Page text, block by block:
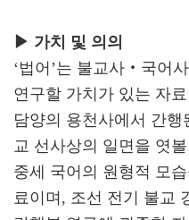
▶ 가치 및 의의
‘법어’는 불교사‧국어
연구할 가치가 있는 자
담양의 용천사에서 간
교 선사상의 일면을 엿
중세 국어의 원형적 모
료이며, 조선 전기 불교